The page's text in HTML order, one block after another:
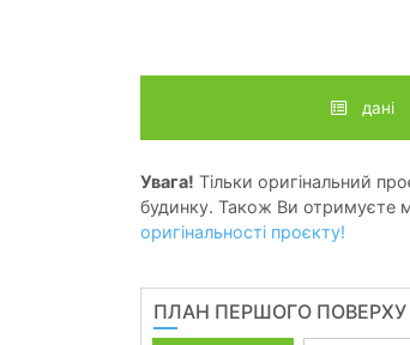
дані
Увага! Тільки оригінальний
будинку. Також Ви отримуєте
оригінальності проєкту!
ПЛАН ПЕРШОГО ПОВЕРХУ